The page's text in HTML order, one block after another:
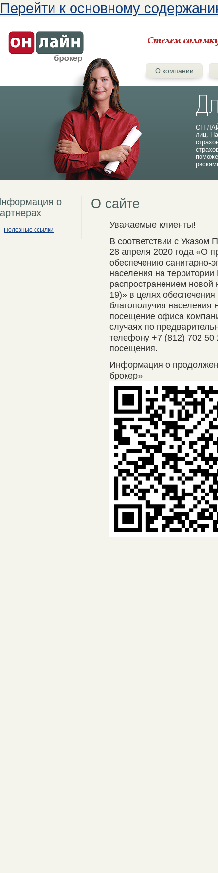
Перейти к основному
О компании
ОН-
лиц.
о
Полезные ссылки
О сайте
Уважаемые клиенты!
В соответствии с Указом
28 апреля 2020 года «О
обеспечению санитарно-
населения на
распространением новой
19)» в целях
благополучия населения
посещение офиса
случаях по
телефону +7 (812) 702 50
посещения.
Информация о
брокер»